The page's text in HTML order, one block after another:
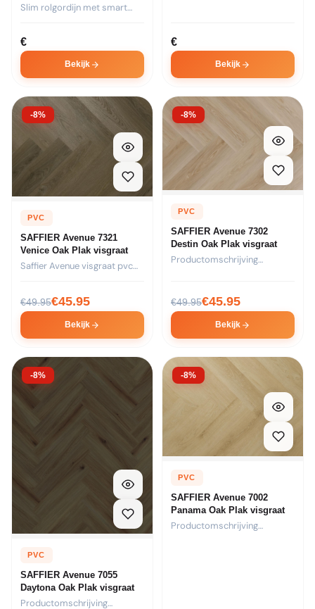
Slim rolgordijn met smart
€
Bekijk
€
Bekijk
-8%
PVC
SAFFIER Avenue 7321
Venice Oak Plak visgraat
Saffier Avenue visgraat pvc
€49.95€45.95
Bekijk
-8%
PVC
SAFFIER Avenue 7302
Destin Oak Plak visgraat
Productomschrijving
€49.95€45.95
Bekijk
-8%
PVC
SAFFIER Avenue 7055
Daytona Oak Plak visgraat
Productomschrijving
-8%
PVC
SAFFIER Avenue 7002
Panama Oak Plak visgraat
Productomschrijving